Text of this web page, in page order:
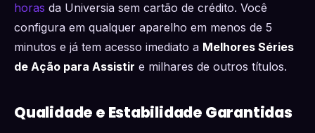
horas da Universia sem cartão de crédito. Você
configura em qualquer aparelho em menos de 5
minutos e já tem acesso imediato a Melhores Séries
de Ação para Assistir e milhares de outros títulos.
Qualidade e Estabilidade Garantidas